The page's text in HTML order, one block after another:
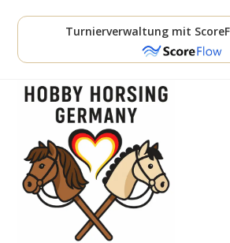
Inhalt
Turnierverwaltung mit